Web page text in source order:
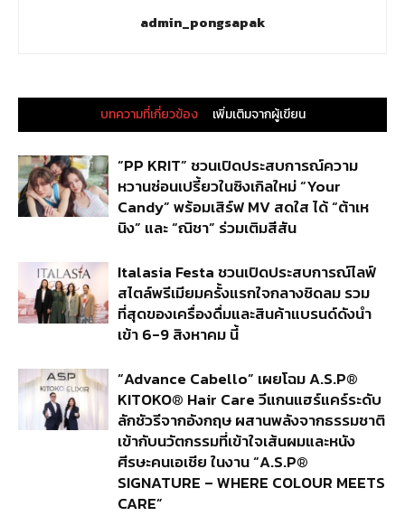
admin_pongsapak
บทความที่เกี่ยวข้อง เพิ่มเติมจากผู้เขียน
“PP KRIT” ชวนเปิดประสบการณ์ความ
หวานซ่อนเปรี้ยวในซิงเกิลใหม่ “Your
Candy” พร้อมเสิร์ฟ MV สดใส ได้ “ต้าเห
นิง” และ “ณิชา” ร่วมเติมสีสัน
Italasia Festa ชวนเปิดประสบการณ์ไลฟ์
สไตล์พรีเมียมครั้งแรกใจกลางชิดลม รวม
ที่สุดของเครื่องดื่มและสินค้าแบรนด์ดังนำ
เข้า 6-9 สิงหาคม นี้
“Advance Cabello” เผยโฉม A.S.P®
KITOKO® Hair Care วีแกนแฮร์แคร์ระดับ
ลักชัวรีจากอังกฤษ ผสานพลังจากธรรมชาติ
เข้ากับนวัตกรรมที่เข้าใจเส้นผมและหนัง
ศีรษะคนเอเชีย ในงาน “A.S.P®
SIGNATURE – WHERE COLOUR MEETS
CARE”